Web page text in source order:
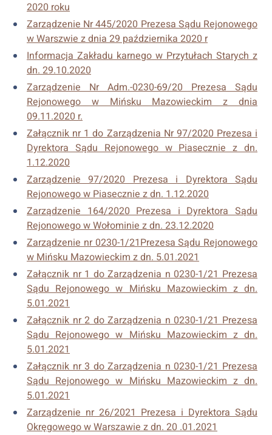
2020 roku
Zarządzenie Nr 445/2020 Prezesa Sądu Rejonowego
w Warszwie z dnia 29 października 2020 r
Informacja Zakładu karnego w Przytułach Starych z
dn. 29.10.2020
Zarządzenie Nr Adm.-0230-69/20 Prezesa Sądu
Rejonowego w Mińsku Mazowieckim z dnia
09.11.2020 r.
Załącznik nr 1 do Zarządzenia Nr 97/2020 Prezesa i
Dyrektora Sądu Rejonowego w Piasecznie z dn.
1.12.2020
Zarządzenie 97/2020 Prezesa i Dyrektora Sądu
Rejonowego w Piasecznie z dn. 1.12.2020
Zarządzenie 164/2020 Prezesa i Dyrektora Sądu
Rejonowego w Wołominie z dn. 23.12.2020
Zarządzenie nr 0230-1/21Prezesa Sądu Rejonowego
w Mińsku Mazowieckim z dn. 5.01.2021
Załącznik nr 1 do Zarządzenia n 0230-1/21 Prezesa
Sądu Rejonowego w Mińsku Mazowieckim z dn.
5.01.2021
Załącznik nr 2 do Zarządzenia n 0230-1/21 Prezesa
Sądu Rejonowego w Mińsku Mazowieckim z dn.
5.01.2021
Załącznik nr 3 do Zarządzenia n 0230-1/21 Prezesa
Sądu Rejonowego w Mińsku Mazowieckim z dn.
5.01.2021
Zarządzenie nr 26/2021 Prezesa i Dyrektora Sądu
Okręgowego w Warszawie z dn. 20 .01.2021